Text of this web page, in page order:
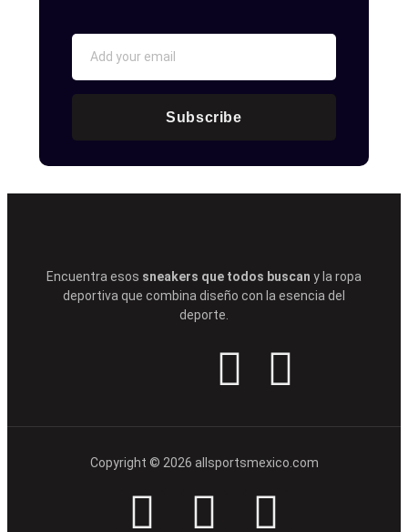
Subscribe
Encuentra esos sneakers que todos buscan y la ropa
deportiva que combina diseño con la esencia del
deporte.
Copyright © 2026 allsportsmexico.com